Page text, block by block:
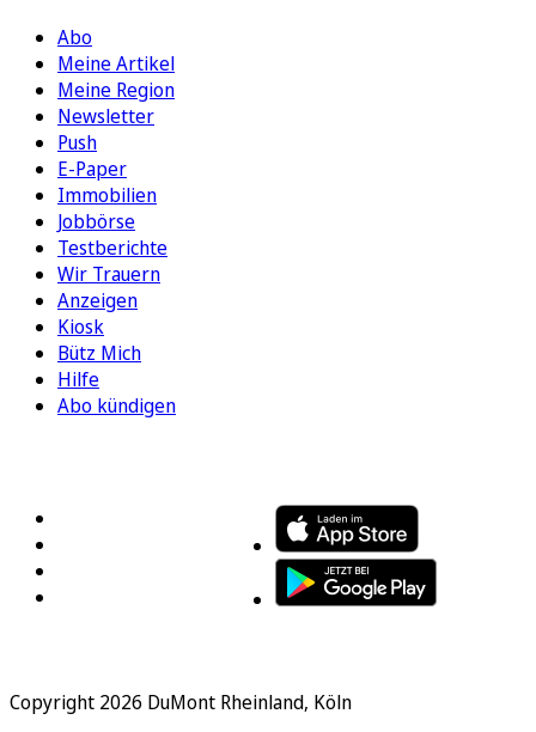
Abo
Meine Artikel
Meine Region
Newsletter
Push
E-Paper
Immobilien
Jobbörse
Testberichte
Wir Trauern
Anzeigen
Kiosk
Bütz Mich
Hilfe
Abo kündigen
Copyright 2026 DuMont Rheinland, Köln